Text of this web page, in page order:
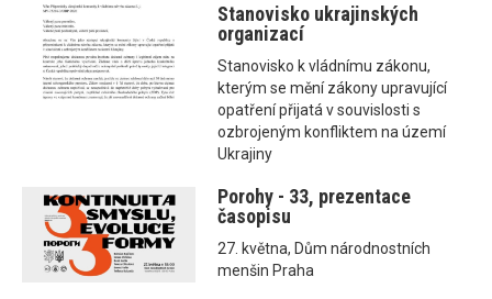
Stanovisko ukrajinských
organizací
Stanovisko k vládnímu zákonu,
kterým se mění zákony upravující
opatření přijatá v souvislosti s
ozbrojeným konfliktem na území
Ukrajiny
Porohy - 33, prezentace
časopisu
27. května, Dům národnostních
menšin Praha